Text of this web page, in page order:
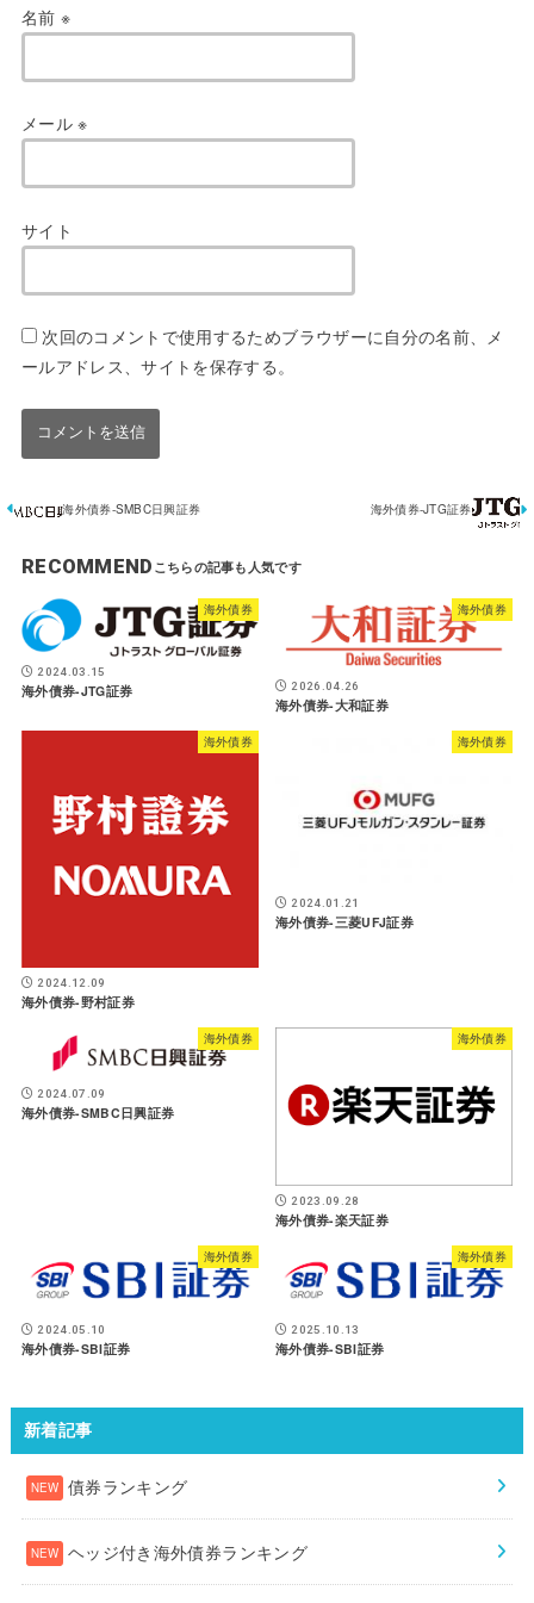
名前 ※
メール※
サイト
次回のコメントで使用するためブラウザーに自分の名前、メ
ールアドレス、サイトを保存する。
海外債券-SMBC日興証券 海外債券-JTG証券
RECOMMEND
海外債券
2024.03.15
海外債券-JTG証券
海外債券
2026.04.26
海外債券-大和証券
海外債券
2024.12.09
海外債券-野村証券
海外債券
2024.01.21
海外債券-三菱UFJ証券
海外債券
2024.07.09
海外債券-SMBC日興証券
海外債券
2023.09.28
海外債券-楽天証券
海外債券
2024.05.10
海外債券-SBI証券
海外債券
2025.10.13
海外債券-SBI証券
新着記事
債券ランキング
ヘッジ付き海外債券ランキング